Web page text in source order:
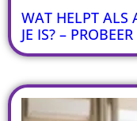
WAT HELPT ALS
JE IS? –